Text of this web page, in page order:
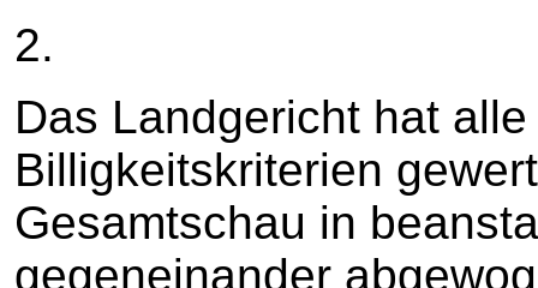
2.
Das Landgericht hat
Billigkeitskriterien
Gesamtschau in
gegeneinander